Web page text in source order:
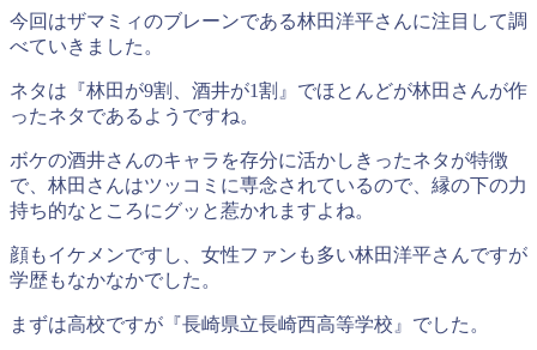
今回はザマミィのブレーンである林田洋平さんに注目して調
べていきました。
ネタは『林田が9割、酒井が1割』でほとんどが林田さんが作
ったネタであるようですね。
ボケの酒井さんのキャラを存分に活かしきったネタが特徴
で、林田さんはツッコミに専念されているので、縁の下の力
持ち的なところにグッと惹かれますよね。
顔もイケメンですし、女性ファンも多い林田洋平さんですが
学歴もなかなかでした。
まずは高校ですが『長崎県立長崎西高等学校』でした。